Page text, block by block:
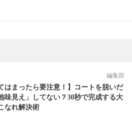
編集部
はまったら要注意！】コートを脱いだ
味見え」してない？30秒で完成する大
なれ解決術